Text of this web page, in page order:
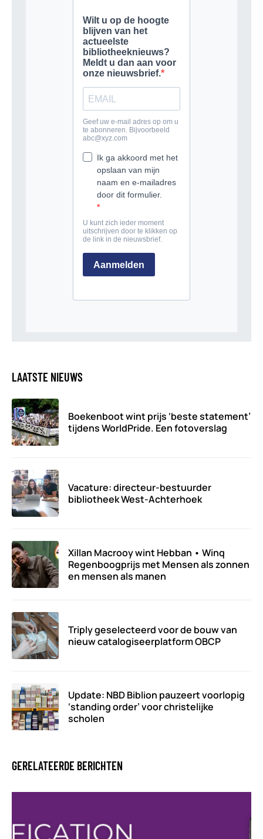
LAATSTE NIEUWS
Boekenboot wint prijs ‘beste statement’
tijdens WorldPride. Een fotoverslag
Vacature: directeur-bestuurder
bibliotheek West-Achterhoek
Xillan Macrooy wint Hebban • Winq
Regenboogprijs met Mensen als zonnen
en mensen als manen
Triply geselecteerd voor de bouw van
nieuw catalogiseerplatform OBCP
Update: NBD Biblion pauzeert voorlopig
‘standing order’ voor christelijke
scholen
GERELATEERDE BERICHTEN